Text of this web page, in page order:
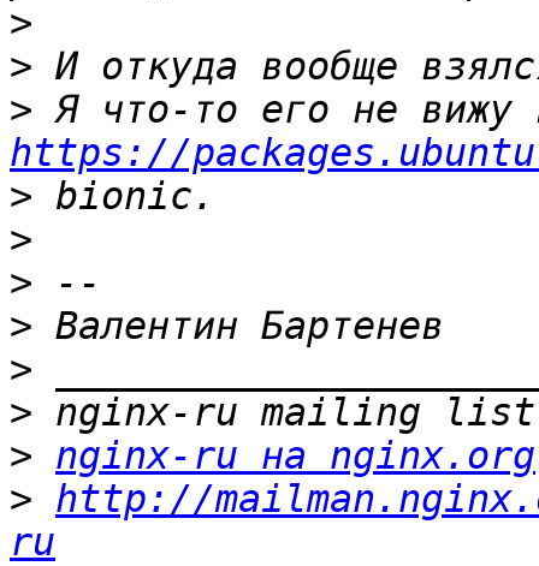
>
>
>
https://
>
>
>
>
>
>
> nginx-ru на nginx.org
> http://
ru